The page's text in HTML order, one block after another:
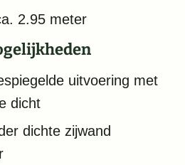
2.95 meter
uitvoering met
dicht
dichte zijwand